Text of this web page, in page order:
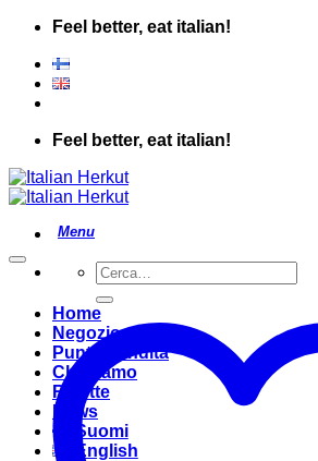
Salta
contenuti
Feel better, eat italian!
Feel better, eat italian!
Cerca:
Home
Negozio
Punto Vendita
Chi Siamo
Ricette
News
Suomi
English